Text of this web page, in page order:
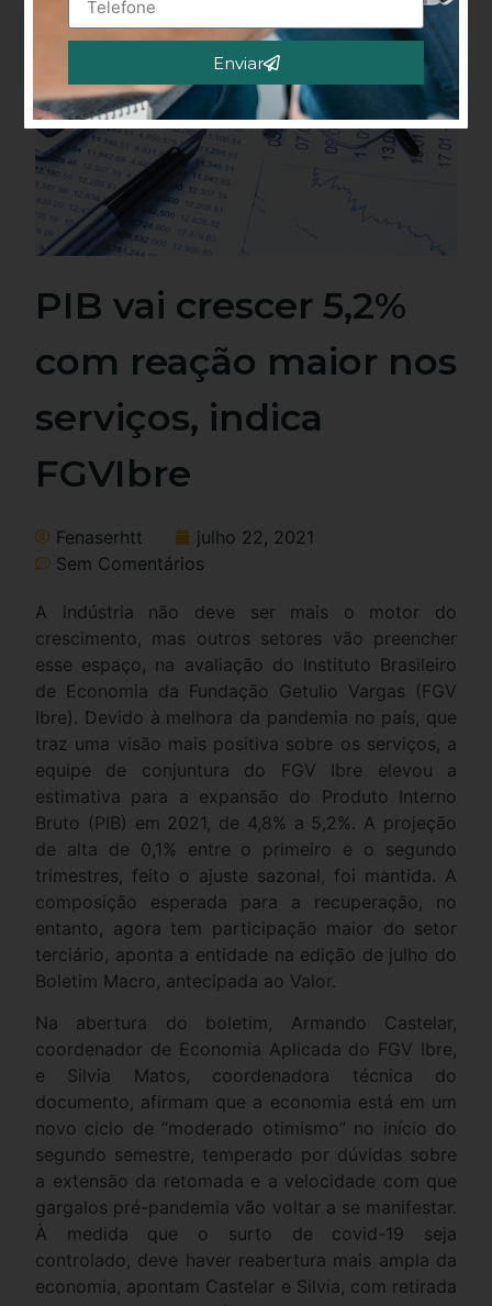
PIB vai crescer 5,2%
com reação maior nos
serviços, indica
FGVIbre
Fenaserhtt
julho 22, 2021
Sem Comentários
A indústria não deve ser mais o motor do
crescimento, mas outros setores vão preencher
esse espaço, na avaliação do Instituto Brasileiro
de Economia da Fundação Getulio Vargas (FGV
Ibre). Devido à melhora da pandemia no país, que
traz uma visão mais positiva sobre os serviços, a
equipe de conjuntura do FGV Ibre elevou a
estimativa para a expansão do Produto Interno
Bruto (PIB) em 2021, de 4,8% a 5,2%. A projeção
de alta de 0,1% entre o primeiro e o segundo
trimestres, feito o ajuste sazonal, foi mantida. A
composição esperada para a recuperação, no
entanto, agora tem participação maior do setor
terciário, aponta a entidade na edição de julho do
Boletim Macro, antecipada ao Valor.
Na abertura do boletim, Armando Castelar,
coordenador de Economia Aplicada do FGV Ibre,
e Silvia Matos, coordenadora técnica do
documento, afirmam que a economia está em um
novo ciclo de “moderado otimismo” no início do
segundo semestre, temperado por dúvidas sobre
a extensão da retomada e a velocidade com que
gargalos pré-pandemia vão voltar a se manifestar.
À medida que o surto de covid-19 seja
controlado, deve haver reabertura mais ampla da
economia, apontam Castelar e Silvia, com retirada
Enviar
Alternative: